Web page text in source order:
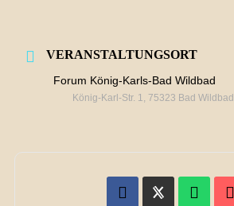
VERANSTALTUNGSORT
Forum König-Karls-Bad Wildbad
König-Karl-Str. 1, 75323 Bad Wildbad